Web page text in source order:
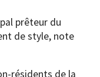
prêteur du
de style, note
résidents de la